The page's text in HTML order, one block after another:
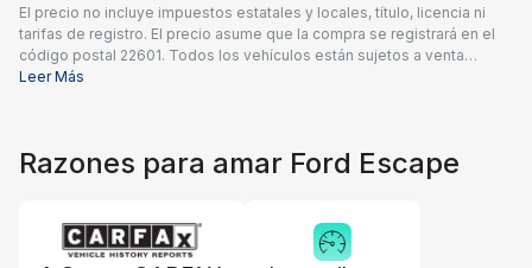
El precio no incluye impuestos estatales y locales, título, licencia ni
tarifas de registro. El precio asume que la compra se registrará en el
código postal 22601. Todos los vehículos están sujetos a venta
previa. Los precios incluyen una tarifa de documentación del
compatibles con ofertas especiales de financiamiento. El precio real
del concesionario puede variar.
Leer Más
Razones para amar Ford Escape